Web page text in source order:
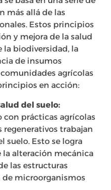
más allá de las
Estos principios
y mejora de la salud
la biodiversidad, la
de insumos
agrícolas
en acción:
del suelo:
con prácticas agrícolas
regenerativos trabajan
suelo. Esto se logra
alteración mecánica
las estructuras
microorganismos